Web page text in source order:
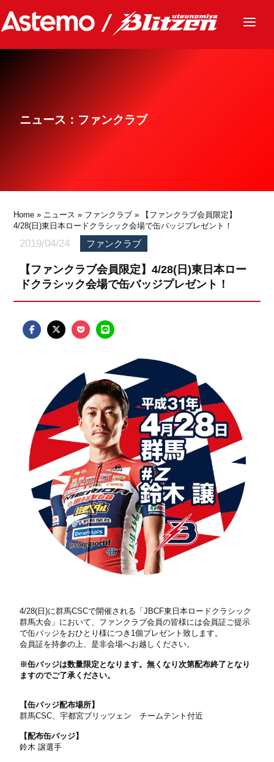
ニュース
グッズ
ニュース：ファンクラブ
Home » ニュース » ファンクラブ » 【ファンクラブ会員限定】
4/28(日)東日本ロードクラシック会場で缶バッジプレゼント！
2019/04/24 ファンクラブ
【ファンクラブ会員限定】4/28(日)東日本ロー
ドクラシック会場で缶バッジプレゼント！
4/28(日)に群馬CSCで開催される「JBCF東日本ロードクラシック
群馬大会」において、ファンクラブ会員の皆様には会員証ご提示
で缶バッジをおひとり様につき1個プレゼント致します。
会員証を持参の上、是非会場へお越しください。
※缶バッジは数量限定となります。無くなり次第配布終了となり
ますのでご了承ください。
【缶バッジ配布場所】
群馬CSC、宇都宮ブリッツェン チームテント付近
【配布缶バッジ】
鈴木 譲選手